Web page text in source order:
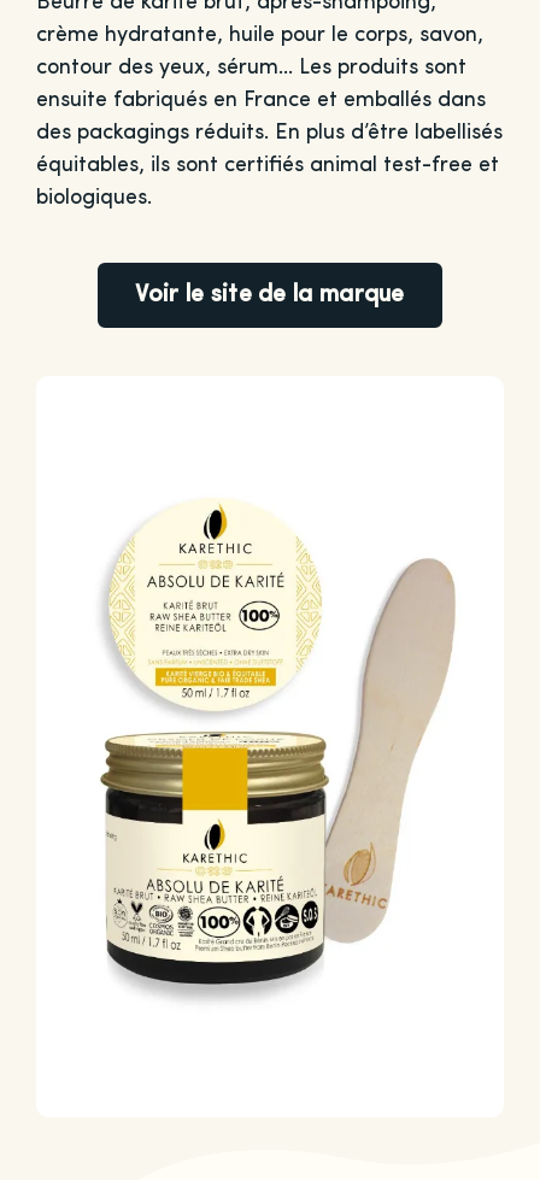
crème hydratante, huile pour le corps, savon,
contour des yeux, sérum… Les produits sont
ensuite fabriqués en France et emballés dans
des packagings réduits. En plus d’être labellisés
équitables, ils sont certifiés animal test-free et
biologiques.
Voir le site de la marque